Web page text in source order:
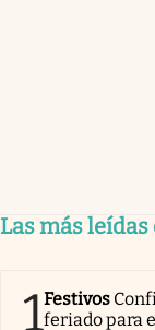
Las más
1Festivos
feriado para